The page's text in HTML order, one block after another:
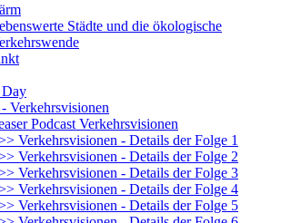
Städte und die ökologische
Verkehrsvisionen
Podcast Verkehrsvisionen
Verkehrsvisionen - Details der Folge 1
Verkehrsvisionen - Details der Folge 2
Verkehrsvisionen - Details der Folge 3
Verkehrsvisionen - Details der Folge 4
Verkehrsvisionen - Details der Folge 5